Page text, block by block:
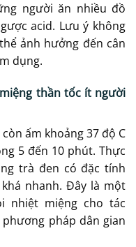
người ăn nhiều đồ
acid. Lưu ý không
ảnh hưởng đến cân
dụng.
thần tốc ít người
ấm khoảng 37 độ C
5 đến 10 phút. Thực
trà đen có đặc tính
nhanh. Đây là một
nhiệt miệng cho tác
pháp dân gian